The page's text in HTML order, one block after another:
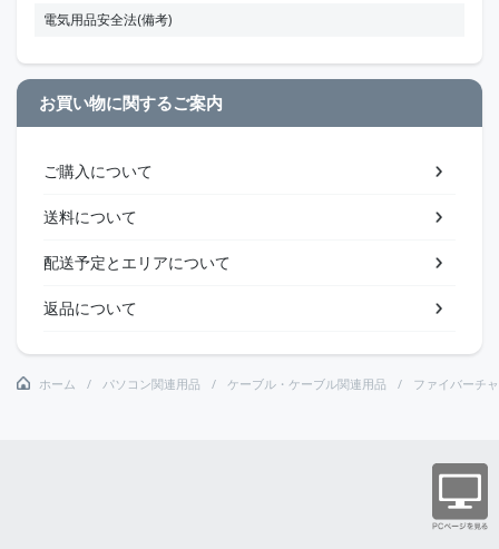
電気用品安全法(備考)
お買い物に関するご案内
ご購入について
送料について
配送予定とエリアについて
返品について
ホーム パソコン関連用品 ケーブル・ケーブル関連用品 ファイバーチ